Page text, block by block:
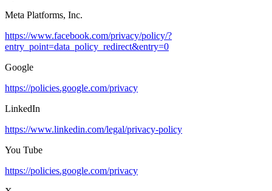
Meta Platforms, Inc.
https://www.facebook.com/privacy/policy/?
entry_point=data_policy_redirect&entry=0
Google
https://policies.google.com/privacy
LinkedIn
https://www.linkedin.com/legal/privacy-policy
You Tube
https://policies.google.com/privacy